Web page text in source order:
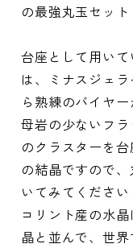
の最強丸玉セット
台座として用い
は、ミナスジェ
ら熟練のバイヤー
母岩の少ないフラ
のクラスターを
の結晶ですので
いてみてくださ
コリント産の水
晶と並んで、世